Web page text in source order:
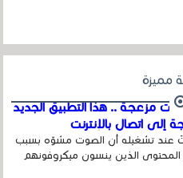
مميزة
مزعجة .. هذا التطبيق الجديد
إلى اتصال بالإنترنت
عند تشغيله أن الصوت مشوّه بسبب
الذين ينسون ميكروفونهم